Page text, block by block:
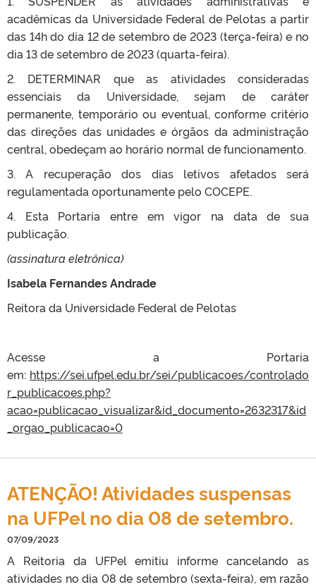
acadêmicas da Universidade Federal de Pelotas a partir
das 14h do dia 12 de setembro de 2023 (terça-feira) e no
dia 13 de setembro de 2023 (quarta-feira).
2. DETERMINAR que as atividades consideradas
essenciais da Universidade, sejam de caráter
permanente, temporário ou eventual, conforme critério
das direções das unidades e órgãos da administração
central, obedeçam ao horário normal de funcionamento.
3. A recuperação dos dias letivos afetados será
regulamentada oportunamente pelo COCEPE.
4. Esta Portaria entre em vigor na data de sua
publicação.
(assinatura eletrônica)
Isabela Fernandes Andrade
Reitora da Universidade Federal de Pelotas
Acesse a Portaria
em: https://sei.ufpel.edu.br/sei/publicacoes/controlado
r_publicacoes.php?
acao=publicacao_visualizar&id_documento=2632317&id
_orgao_publicacao=0
ATENÇÃO! Atividades suspensas
na UFPel no dia 08 de setembro.
07/09/2023
A Reitoria da UFPel emitiu informe cancelando as
atividades no dia 08 de setembro (sexta-feira), em razão